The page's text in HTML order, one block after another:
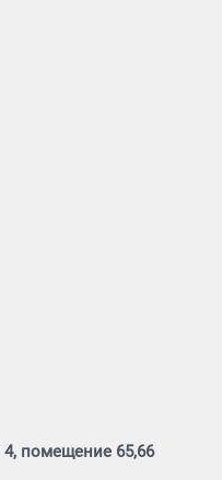
4, помещение 65,66